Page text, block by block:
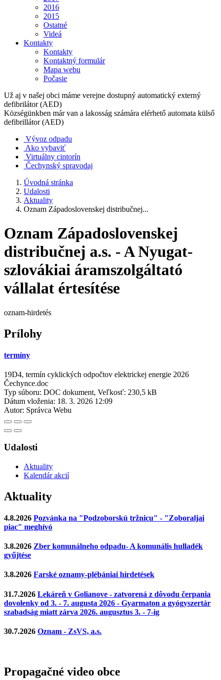
2016
2015
Ostatné
Videá
Kontakty
Kontakty
Kontaktný formulár
Mapa webu
Počasie
Už aj v našej obci máme verejne dostupný automatický externý
defibrilátor (AED)
Községünkben már van a lakosság számára elérhető automata külső
defibrillátor (AED)
Vývoz odpadu
Ako vybaviť
Virtuálny cintorín
Čechynský spravodaj
Úvodná stránka
Udalosti
Aktuality
Oznam Západoslovenskej distribučnej...
Oznam Západoslovenskej
distribučnej a.s. - A Nyugat-
szlovákiai áramszolgáltató
vállalat értesítése
oznam-hirdetés
Prílohy
termíny
19D4, termín cyklických odpočtov elektrickej energie 2026
Čechynce.doc
Typ súboru: DOC dokument, Veľkosť: 230,5 kB
Dátum vloženia: 18. 3. 2026 12:09
Autor: Správca Webu
Udalosti
Aktuality
Kalendár akcií
Aktuality
4.8.2026 Pozvánka na "Podzoborskú tržnicu" - "Zoboraljai
piac" meghívó
3.8.2026 Zber komunálneho odpadu- A komunális hulladék
gyűjtése
3.8.2026 Farské oznamy-plébániai hírdetések
31.7.2026 Lekáreň v Golianove - zatvorená z dôvodu čerpania
dovolenky od 3. - 7. augusta 2026 - Gyarmaton a gyógyszertár
szabadság miatt zárva 2026. augusztus 3. - 7-ig
30.7.2026 Oznam - ZsVS, a.s.
Propagačné video obce